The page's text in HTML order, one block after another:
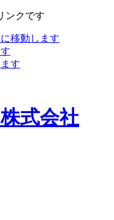
ンクです
移動します
す